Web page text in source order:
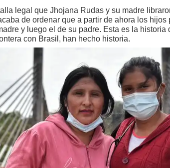
legal que Jhojana Rudas y su madre
de ordenar que a partir de ahora los hijos
y luego el de su padre. Esta es la historia
con Brasil, han hecho historia.